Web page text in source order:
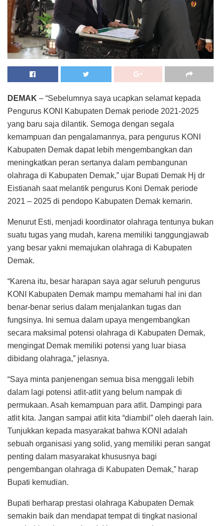
DEMAK – “Sebelumnya saya ucapkan selamat kepada
Pengurus KONI Kabupaten Demak periode 2021-2025
yang baru saja dilantik. Semoga dengan segala
kemampuan dan pengalamannya, para pengurus KONI
Kabupaten Demak dapat lebih mengembangkan dan
meningkatkan peran sertanya dalam pembangunan
olahraga di Kabupaten Demak,” ujar Bupati Demak Hj dr
Eistianah saat melantik pengurus Koni Demak periode
2021 – 2025 di pendopo Kabupaten Demak kemarin.
Menurut Esti, menjadi koordinator olahraga tentunya bukan
suatu tugas yang mudah, karena memiliki tanggungjawab
yang besar yakni memajukan olahraga di Kabupaten
Demak.
“Karena itu, besar harapan saya agar seluruh pengurus
KONI Kabupaten Demak mampu memahami hal ini dan
benar-benar serius dalam menjalankan tugas dan
fungsinya. Ini semua dalam upaya mengembangkan
secara maksimal potensi olahraga di Kabupaten Demak,
mengingat Demak memiliki potensi yang luar biasa
dibidang olahraga,” jelasnya.
“Saya minta panjenengan semua bisa menggali lebih
dalam lagi potensi atlit-atlit yang belum nampak di
permukaan. Asah kemampuan para atlit. Dampingi para
atlit kita. Jangan sampai atlit kita “diambil” oleh daerah lain.
Tunjukkan kepada masyarakat bahwa KONI adalah
sebuah organisasi yang solid, yang memiliki peran sangat
penting dalam masyarakat khususnya bagi
pengembangan olahraga di Kabupaten Demak,” harap
Bupati kemudian.
Bupati berharap prestasi olahraga Kabupaten Demak
semakin baik dan mendapat tempat di tingkat nasional